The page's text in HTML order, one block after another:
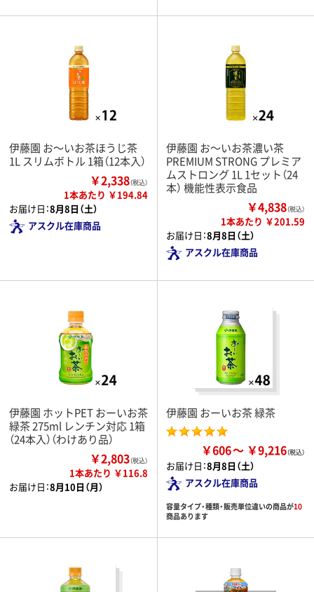
伊藤園 お～いお茶ほうじ茶
1L スリムボトル 1箱（12本入）
￥2,338（税込）
1本あたり ￥194.84
お届け日：8月8日（土）
アスクル在庫商品
伊藤園 お～いお茶濃い茶
PREMIUM STRONG プレミア
ムストロング 1L 1セット（24
本） 機能性表示食品
￥4,838（税込）
1本あたり ￥201.59
お届け日：8月8日（土）
アスクル在庫商品
伊藤園 ホットPET おーいお茶
緑茶 275ml レンチン対応 1箱
（24本入）（わけあり品）
￥2,803（税込）
1本あたり ￥116.8
お届け日：8月10日（月）
伊藤園 おーいお茶 緑茶
￥606 ￥9,216
お届け日：8月8日（土）
アスクル在庫商品
容量タイプ・種類・販売単位違いの商品が10
商品あります